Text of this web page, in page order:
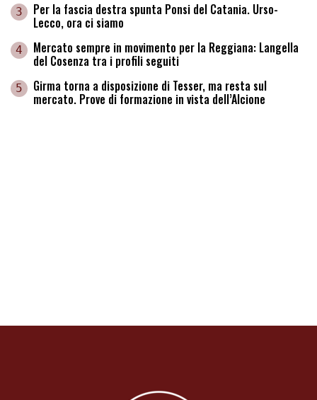
3 Per la fascia destra spunta Ponsi del Catania. Urso-
Lecco, ora ci siamo
4 Mercato sempre in movimento per la Reggiana: Langella
del Cosenza tra i profili seguiti
5 Girma torna a disposizione di Tesser, ma resta sul
mercato. Prove di formazione in vista dell’Alcione